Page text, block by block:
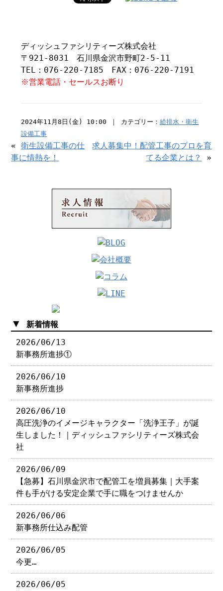
ディッシュファシリティーズ株式会社
〒921-8031 石川県金沢市野町2-5-11
TEL：076-220-7185 FAX：076-220-7191
※営業電話・セールスお断り
2024年11月8日(金) 10:00 ｜ カテゴリー：給排水・衛生
設備工事
«衛生設備工事の仕
事に情熱を！
求人募集中！配管工事のプロを育
てる企業とは？
»
▼ 新着情報
2026/06/13
新事務所進捗①
2026/06/10
新事務所進捗
2026/06/10
高圧洗浄のイメージキャラクター「洗浄王子」が誕
生しました！｜ディッシュファシリティーズ株式会
社
2026/06/09
【急募】石川県金沢市で配管工を増員募集｜大手案
件も手がける安定企業で手に職をつけませんか
2026/06/06
新事務所仕込み配管
2026/06/05
今更…
2026/06/05